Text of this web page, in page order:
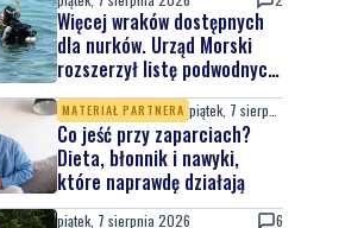
Więcej wraków dostępnych
dla nurków. Urząd Morski
rozszerzył listę podwodnych
atrakcji
MATERIAŁ PARTNERA
Co jeść przy zaparciach?
Dieta, błonnik i nawyki,
które naprawdę działają
piątek, 7 sierpnia 2026 6